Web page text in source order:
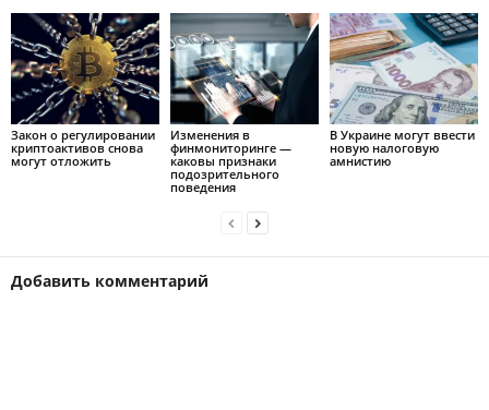
Закон о регулировании
криптоактивов снова
могут отложить
Изменения в
финмониторинге —
каковы признаки
подозрительного
поведения
В Украине могут ввести
новую налоговую
амнистию
Добавить комментарий